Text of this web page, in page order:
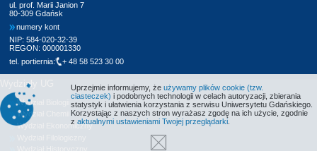
ul. prof. Marii Janion 7
80-309 Gdańsk
numery kont
NIP: 584-020-32-39
REGON: 000001330
tel. portiernia:
+ 48 58 523 30 00
Wydziały UG
Wydział Biologii
Wydział Chemii
Wydział Ekonomiczny
Uprzejmie informujemy, że używamy plików cookie (tzw.
ciasteczek) i podobnych technologii w celach autoryzacji, zbierania
statystyk i ułatwienia korzystania z serwisu Uniwersytetu Gdańskiego.
Korzystając z naszych stron wyrażasz zgodę na ich użycie, zgodnie
z aktualnymi ustawieniami Twojej przeglądarki